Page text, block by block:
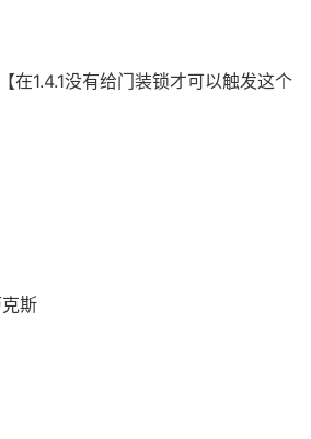
在1.4.1没有给门装锁才可以触发这个
斯